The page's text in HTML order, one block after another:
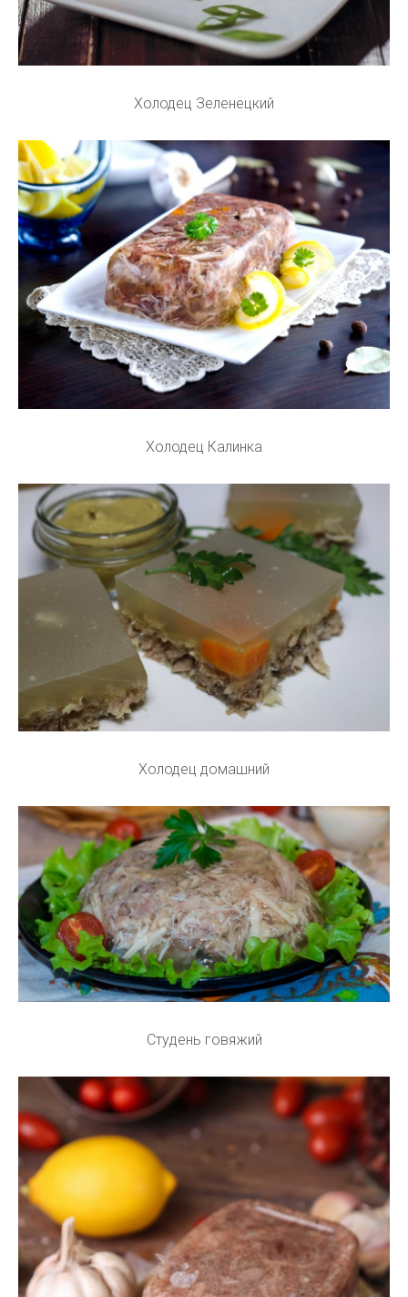
Холодец Зеленецкий
Холодец Калинка
Холодец домашний
Студень говяжий